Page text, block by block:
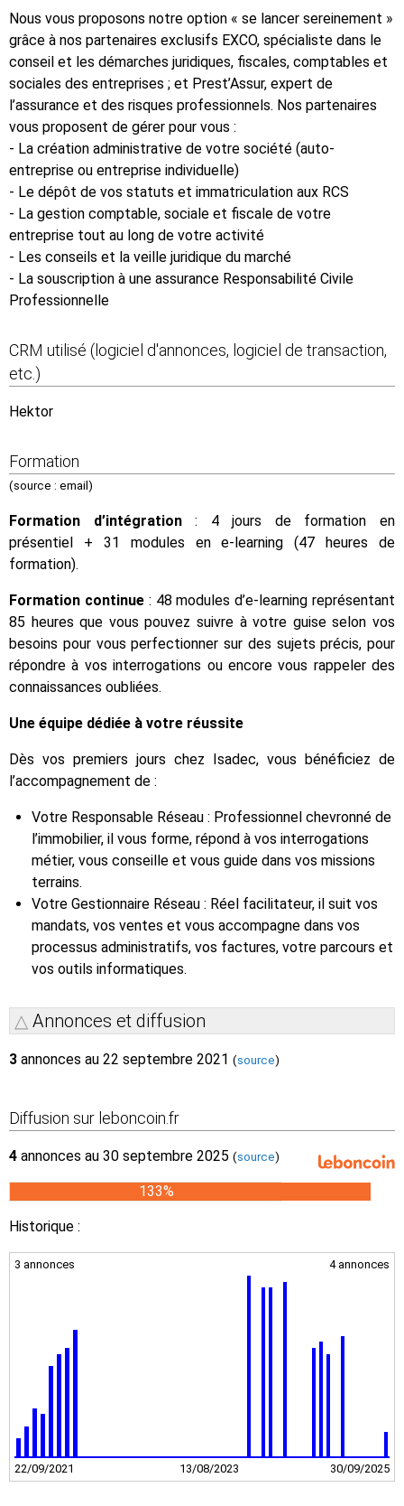
Nous vous proposons notre option « se lancer sereinement »
grâce à nos partenaires exclusifs EXCO, spécialiste dans le
conseil et les démarches juridiques, fiscales, comptables et
sociales des entreprises ; et Prest’Assur, expert de
l’assurance et des risques professionnels. Nos partenaires
vous proposent de gérer pour vous :
- La création administrative de votre société (auto-
entreprise ou entreprise individuelle)
- Le dépôt de vos statuts et immatriculation aux RCS
- La gestion comptable, sociale et fiscale de votre
entreprise tout au long de votre activité
- Les conseils et la veille juridique du marché
- La souscription à une assurance Responsabilité Civile
Professionnelle
CRM utilisé (logiciel d'annonces, logiciel de transaction,
etc.)
Hektor
Formation
(source : email)
Formation d’intégration: 4 jours de formation en
présentiel + 31 modules en e-learning (47 heures de
formation).
Formation continue: 48 modules d’e-learning représentant
85 heures que vous pouvez suivre à votre guise selon vos
besoins pour vous perfectionner sur des sujets précis, pour
répondre à vos interrogations ou encore vous rappeler des
connaissances oubliées.
Une équipe dédiée à votre réussite
Dès vos premiers jours chez Isadec, vous bénéficiez de
l’accompagnement de :
Votre Responsable Réseau : Professionnel chevronné de
l’immobilier, il vous forme, répond à vos interrogations
métier, vous conseille et vous guide dans vos missions
terrains.
Votre Gestionnaire Réseau : Réel facilitateur, il suit vos
mandats, vos ventes et vous accompagne dans vos
processus administratifs, vos factures, votre parcours et
vos outils informatiques.
Annonces et diffusion
3 annonces au 22 septembre 2021 (source)
Diffusion sur leboncoin.fr
4 annonces au 30 septembre 2025 (source)
133%
Historique :
3 annonces 4 annonces
22/09/2021 13/08/2023 30/09/2025